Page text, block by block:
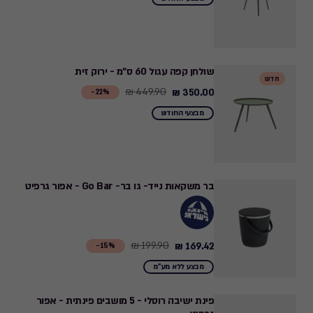
חדש
שולחן קפה עגול 60 ס"מ - ירוק זית
22%-
Price
from
₪
350.00 ₪
449.90 ₪
מבצעי החודש
בר משקאות נייד- גו בר- Go Bar - אפור גרפיט
15%-
Price
from
₪
169.42 ₪
199.90 ₪
מבצע ללא מע"מ
פינת ישיבה רוסלי - 5 מושבים פינתית - אפור